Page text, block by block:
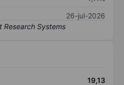
26-jul-2026
19,13